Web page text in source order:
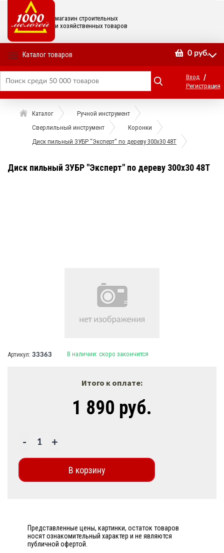
магазин строительных
и хозяйственных товаров
Каталог товаров 0 руб.
Вход /
Регистрация
Каталог
Ручной инструмент
Сверлильный инструмент
Коронки
Диск пильный ЗУБР "Эксперт" по дереву 300х30 48Т
Диск пильный ЗУБР "Эксперт" по дереву 300х30 48Т
Артикул: 33363 В наличии: скоро закончится
Представленные цены, картинки, остаток товаров
носят ознакомительный характер и не являются
публичной офертой.
Итого к оплате:
1 890 руб.
+
-
В корзину